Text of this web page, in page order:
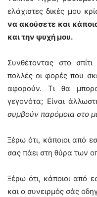
ελάχιστες δικές μου
να ακούσετε και
και την ψυχή μου.
Συνθέτοντας στο
πολλές οι φορές που
αφορούν. Τι θα
γεγονότα; Είναι
συμβούν παρόμοια στο
Ξέρω ότι, κάποιοι από
σας πάει στη θύρα των
Ξέρω ότι, κάποιοι από
και ο συνειρμός σάς